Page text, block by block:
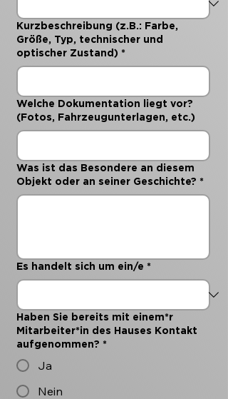
Kurzbeschreibung (z.B.: Farbe,
Größe, Typ, technischer und
optischer Zustand) *
Welche Dokumentation liegt vor?
(Fotos, Fahrzeugunterlagen, etc.)
Was ist das Besondere an diesem
Objekt oder an seiner Geschichte? *
Es handelt sich um ein/e *
Haben Sie bereits mit einem*r
Mitarbeiter*in des Hauses Kontakt
aufgenommen? *
Ja
Nein